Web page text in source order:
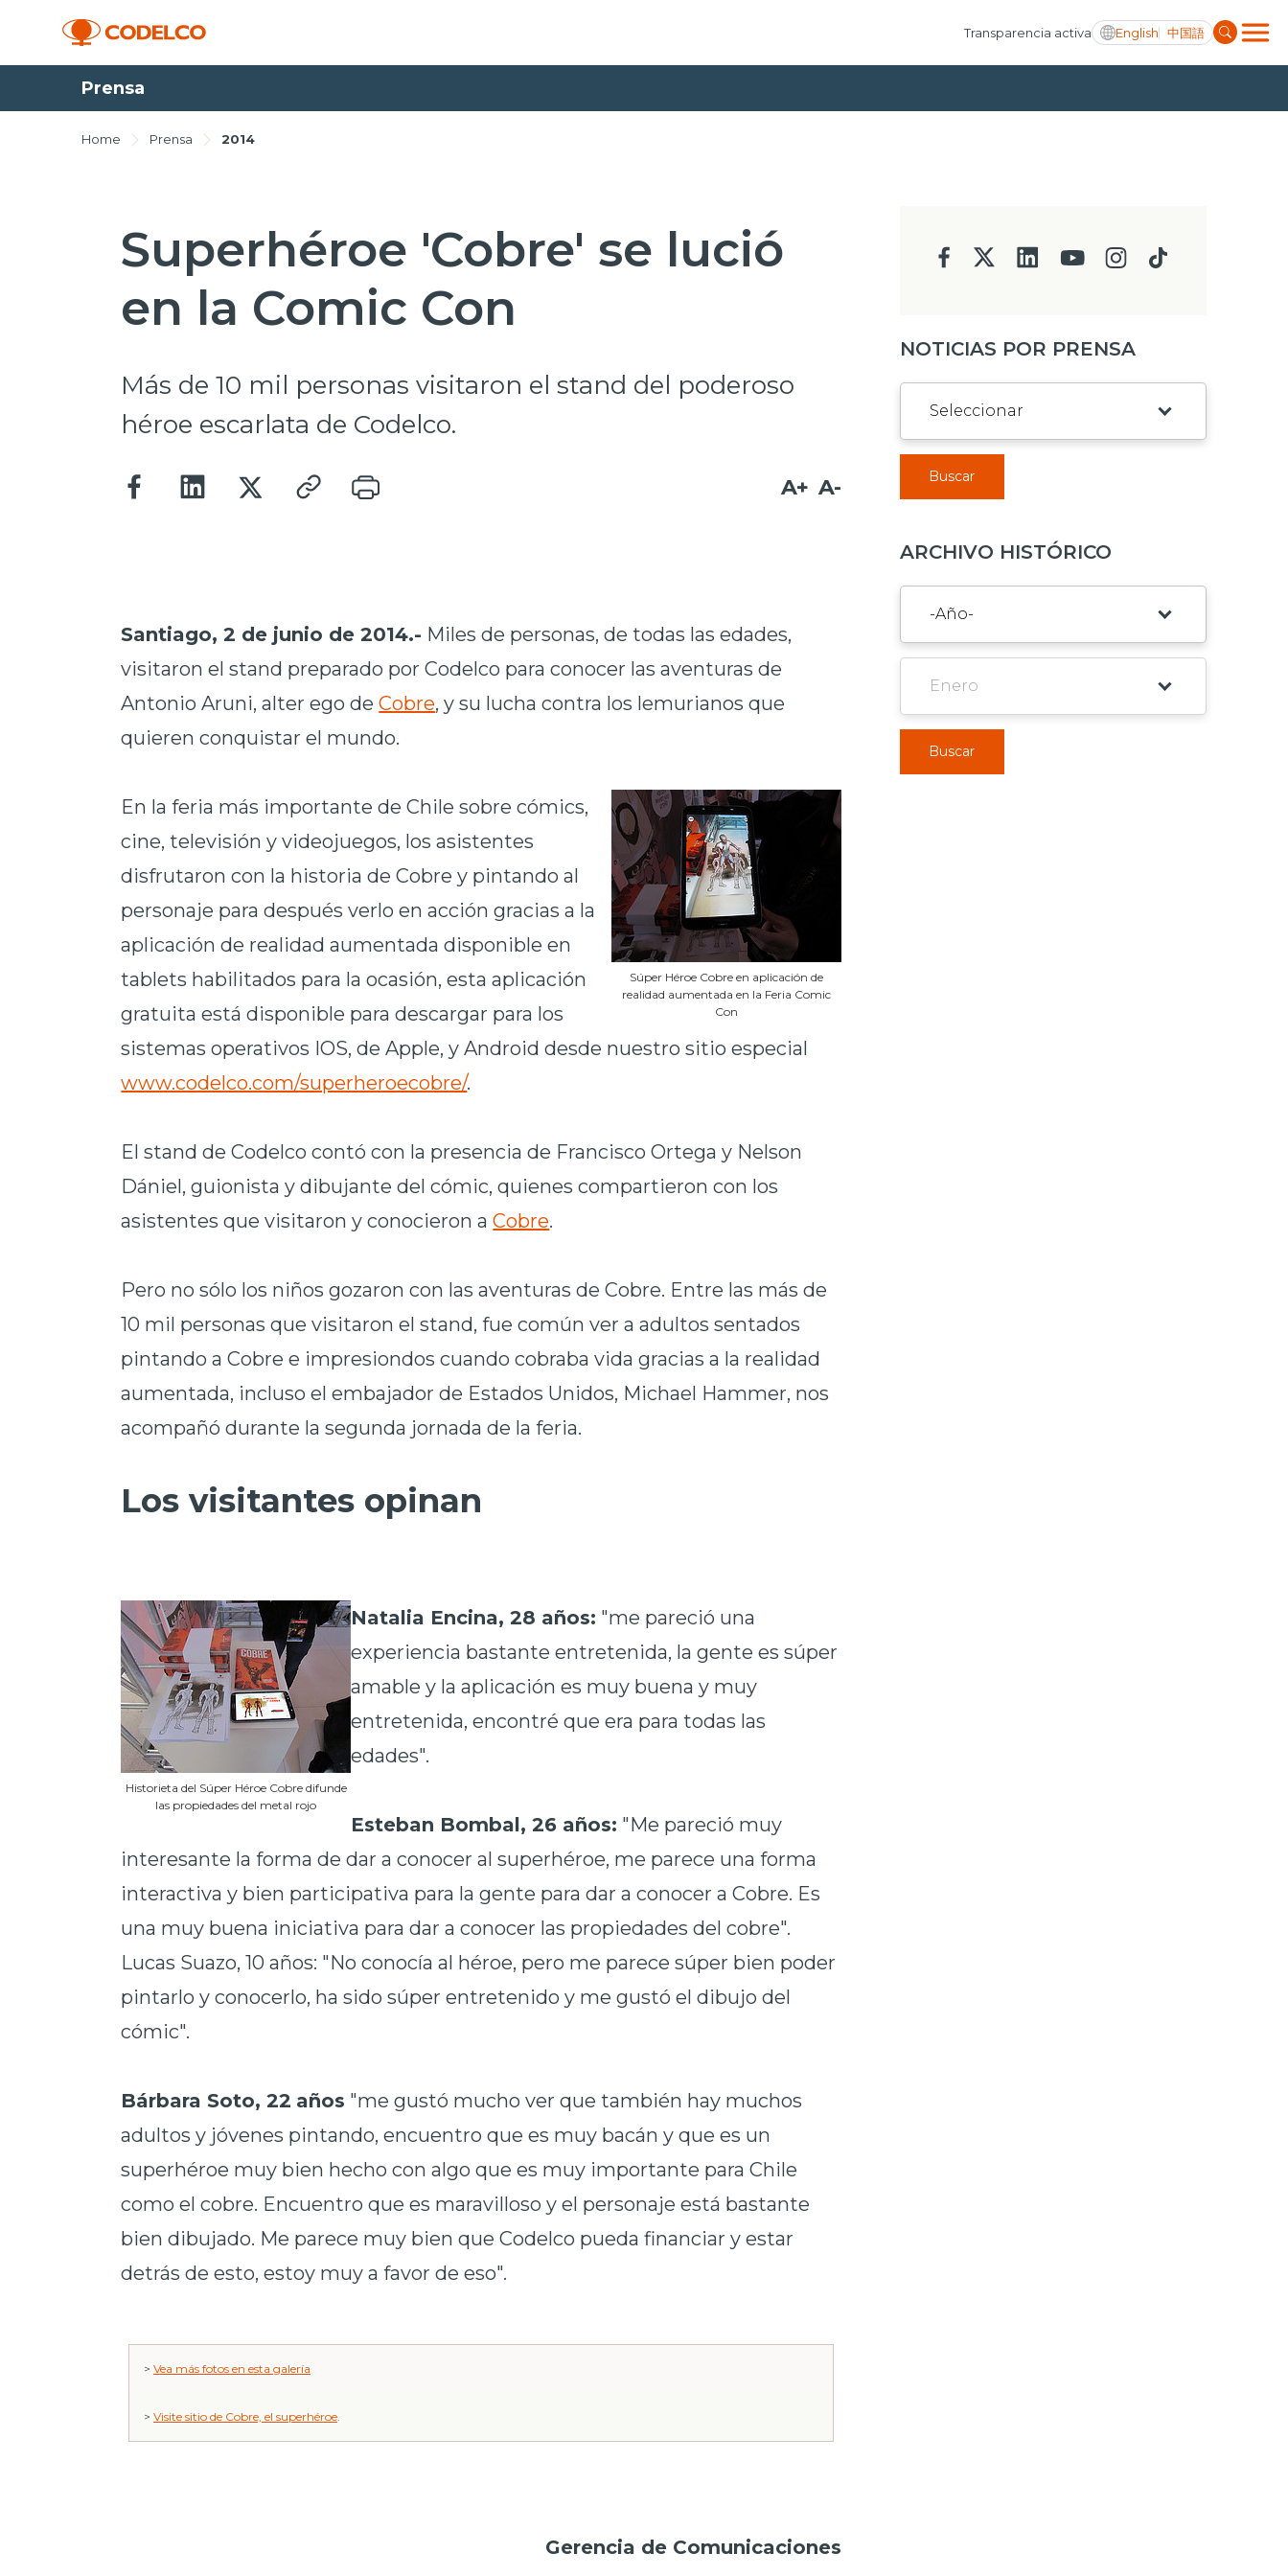
Transparencia activa English 中国語
Prensa
Home Prensa 2014
Superhéroe 'Cobre' se lució
en la Comic Con
Más de 10 mil personas visitaron el stand del poderoso
héroe escarlata de Codelco.
A+ A-
Santiago, 2 de junio de 2014.- Miles de personas, de todas las edades,
visitaron el stand preparado por Codelco para conocer las aventuras de
Antonio Aruni, alter ego deCobre, y su lucha contra los lemurianos que
quieren conquistar el mundo.
Súper Héroe Cobre en aplicación de
realidad aumentada en la Feria Comic
Con
En la feria más importante de Chile sobre cómics,
cine, televisión y videojuegos, los asistentes
disfrutaron con la historia de Cobre y pintando al
personaje para después verlo en acción gracias a la
aplicación de realidad aumentada disponible en
tablets habilitados para la ocasión, esta aplicación
gratuita está disponible para descargar para los
sistemas operativos IOS, de Apple, y Android desde nuestro sitio especial
www.codelco.com/superheroecobre/.
El stand de Codelco contó con la presencia de Francisco Ortega y Nelson
Dániel, guionista y dibujante del cómic, quienes compartieron con los
asistentes que visitaron y conocieron aCobre.
Pero no sólo los niños gozaron con las aventuras de Cobre. Entre las más de
10 mil personas que visitaron el stand, fue común ver a adultos sentados
pintando a Cobre e impresiondos cuando cobraba vida gracias a la realidad
aumentada, incluso el embajador de Estados Unidos, Michael Hammer, nos
acompañó durante la segunda jornada de la feria.
Los visitantes opinan
Historieta del Súper Héroe Cobre difunde
las propiedades del metal rojo
Natalia Encina, 28 años: "me pareció una
experiencia bastante entretenida, la gente es súper
amable y la aplicación es muy buena y muy
entretenida, encontré que era para todas las
edades".
Esteban Bombal, 26 años: "Me pareció muy
interesante la forma de dar a conocer al superhéroe, me parece una forma
interactiva y bien participativa para la gente para dar a conocer a Cobre. Es
una muy buena iniciativa para dar a conocer las propiedades del cobre".
Lucas Suazo, 10 años: "No conocía al héroe, pero me parece súper bien poder
pintarlo y conocerlo, ha sido súper entretenido y me gustó el dibujo del
cómic".
Bárbara Soto, 22 años "me gustó mucho ver que también hay muchos
adultos y jóvenes pintando, encuentro que es muy bacán y que es un
superhéroe muy bien hecho con algo que es muy importante para Chile
como el cobre. Encuentro que es maravilloso y el personaje está bastante
bien dibujado. Me parece muy bien que Codelco pueda financiar y estar
detrás de esto, estoy muy a favor de eso".
> Vea más fotos en esta galería
> Visite sitio de Cobre, el superhéroe.
Gerencia de Comunicaciones
NOTICIAS POR PRENSA
Buscar
ARCHIVO HISTÓRICO
Buscar